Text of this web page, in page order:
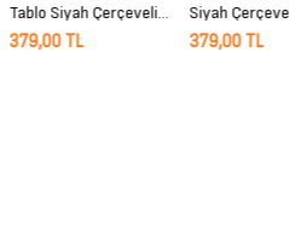
Tablo Siyah Çerçeveli
Yüksek Kalite Anime
379,00 TL
Siyah
Kalite Anime
379,00 TL